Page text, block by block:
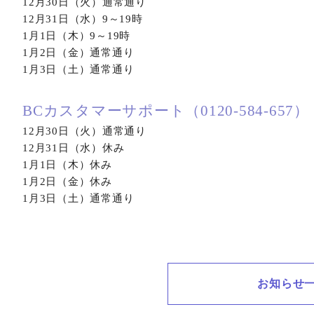
12月31日（水）9～19時
1月1日（木）9～19時
1月2日（金）通常通り
1月3日（土）通常通り
BCカスタマーサポート（0120-584-657）
12月30日（火）通常通り
12月31日（水）休み
1月1日（木）休み
1月2日（金）休み
1月3日（土）通常通り
お知らせ